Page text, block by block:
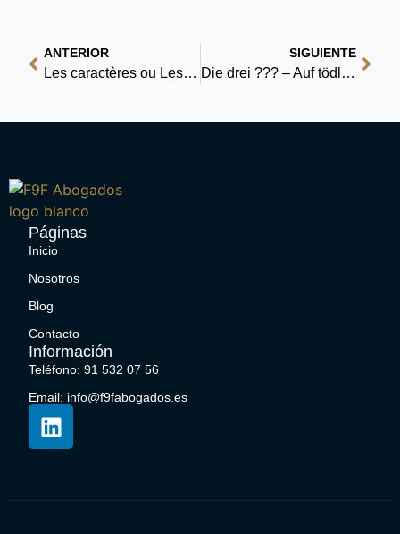
ANTERIOR
Les caractères ou Les moeurs de ce siècle : eBooks [EPUB, PDF]
SIGUIENTE
Die drei ??? – Auf tödlichem Kurs : Komplettausgabe
Páginas
Inicio
Nosotros
Blog
Contacto
Información
Teléfono: 91 532 07 56
Email: info@f9fabogados.es